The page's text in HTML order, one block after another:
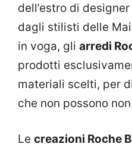
dell’estro di
dagli stilisti delle
in voga, gli arredi
prodotti
materiali scelti, per
che non possono
Le creazioni Roche